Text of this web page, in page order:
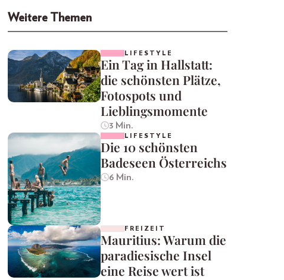
Weitere Themen
LIFESTYLE
Ein Tag in Hallstatt:
die schönsten Plätze,
Fotospots und
Lieblingsmomente
3 Min.
LIFESTYLE
Die 10 schönsten
Badeseen Österreichs
6 Min.
FREIZEIT
Mauritius: Warum die
paradiesische Insel
eine Reise wert ist